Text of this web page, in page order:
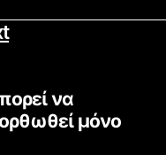
να
μόνο